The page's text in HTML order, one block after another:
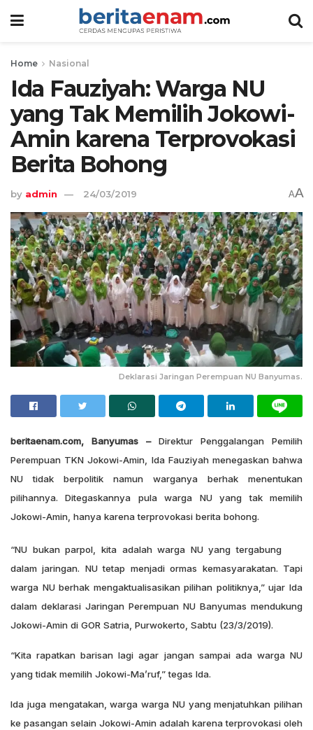
Home Nasional
Ida Fauziyah: Warga NU
yang Tak Memilih Jokowi-
Amin karena Terprovokasi
Berita Bohong
by admin 24/03/2019 AA
Deklarasi Jaringan Perempuan NU Banyumas.
beritaenam.com, Banyumas –Direktur Penggalangan Pemilih
Perempuan TKN Jokowi-Amin, Ida Fauziyah menegaskan bahwa
NU tidak berpolitik namun warganya berhak menentukan
pilihannya. Ditegaskannya pula warga NU yang tak memilih
Jokowi-Amin, hanya karena terprovokasi berita bohong.
“NU bukan parpol, kita adalah warga NU yang tergabung
dalam jaringan. NU tetap menjadi ormas kemasyarakatan. Tapi
warga NU berhak mengaktualisasikan pilihan politiknya,” ujar Ida
dalam deklarasi Jaringan Perempuan NU Banyumas mendukung
Jokowi-Amin di GOR Satria, Purwokerto, Sabtu (23/3/2019).
“Kita rapatkan barisan lagi agar jangan sampai ada warga NU
yang tidak memilih Jokowi-Ma’ruf,” tegas Ida.
Ida juga mengatakan, warga warga NU yang menjatuhkan pilihan
ke pasangan selain Jokowi-Amin adalah karena terprovokasi oleh